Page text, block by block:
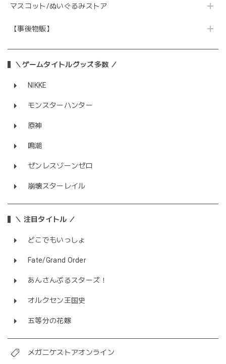
マスコット/ぬいぐるみストア
【事後物販】
＼ゲームタイトルグッズ多数 ／
NIKKE
モンスターハンター
原神
鳴潮
ゼンレスゾーンゼロ
崩壊スターレイル
＼ 注目タイトル ／
どこでもいっしょ
Fate/Grand Order
あんさんぶるスターズ！
オルクセン王国史
五等分の花嫁
メガニケストアオンライン